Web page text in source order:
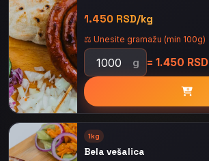
1.450 RSD/kg
⚖️ Unesite gramažu (min 100g)
g = 1.450 RSD
1kg
Bela vešalica